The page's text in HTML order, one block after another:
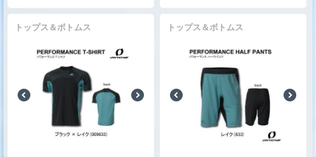
トップス＆ボトムス トップス＆ボトムス